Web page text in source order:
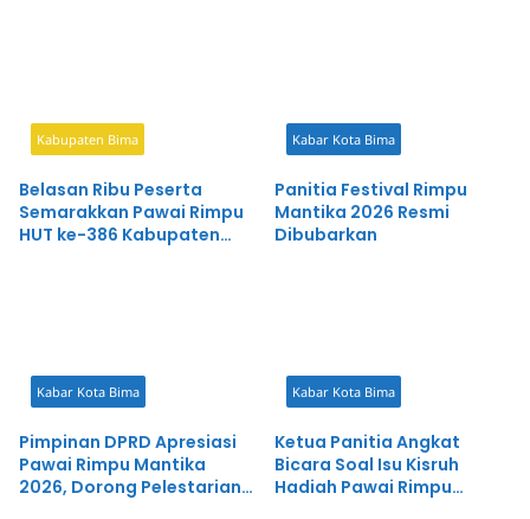
Kabupaten Bima
Belasan Ribu Peserta
Semarakkan Pawai Rimpu
HUT ke-386 Kabupaten
Kabar Kota Bima
Panitia Festival Rimpu
Mantika 2026 Resmi
Dibubarkan
Kabar Kota Bima
Pimpinan DPRD Apresiasi
Pawai Rimpu Mantika
2026, Dorong Pelestarian
Kabar Kota Bima
Ketua Panitia Angkat
Bicara Soal Isu Kisruh
Hadiah Pawai Rimpu